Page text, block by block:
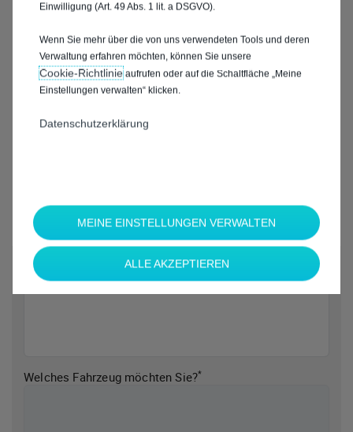
Welche Marke möchten Sie?*
Welches Fahrzeug möchten Sie?*
Einwilligung (Art. 49 Abs. 1 lit. a DSGVO).
Wenn Sie mehr über die von uns verwendeten Tools und deren
Verwaltung erfahren möchten, können Sie unsere
Cookie‑Richtlinieaufrufen oder auf die Schaltfläche „Meine
Einstellungen verwalten“ klicken.
Datenschutzerklärung
MEINE EINSTELLUNGEN VERWALTEN
ALLE AKZEPTIEREN